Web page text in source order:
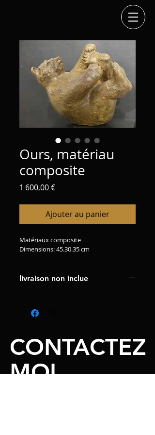
Ours, matériau
composite
1 600,00 €Prix
Ajouter au panier
Matériaux composite
Dimensions: 45.30.35 cm
livraison non inclue
CONTACTEZ
MOI